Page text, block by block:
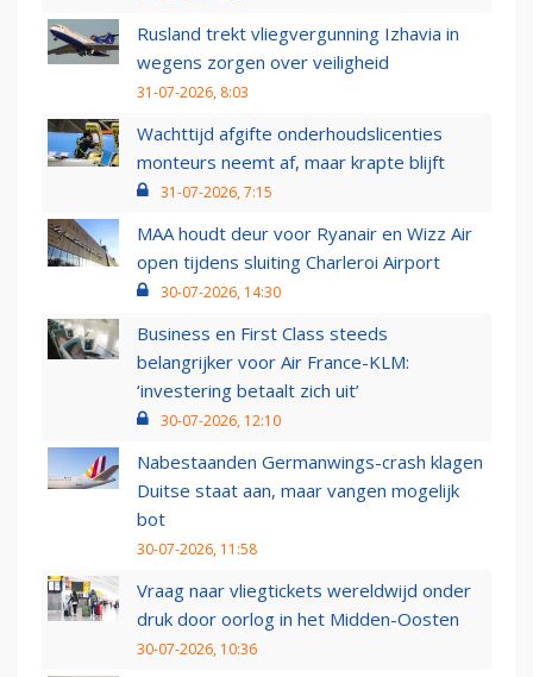
Rusland trekt vliegvergunning Izhavia in
wegens zorgen over veiligheid
31-07-2026, 8:03
Wachttijd afgifte onderhoudslicenties
monteurs neemt af, maar krapte blijft
31-07-2026, 7:15
MAA houdt deur voor Ryanair en Wizz Air
open tijdens sluiting Charleroi Airport
30-07-2026, 14:30
Business en First Class steeds
belangrijker voor Air France-KLM:
‘investering betaalt zich uit’
30-07-2026, 12:10
Nabestaanden Germanwings-crash klagen
Duitse staat aan, maar vangen mogelijk
bot
30-07-2026, 11:58
Vraag naar vliegtickets wereldwijd onder
druk door oorlog in het Midden-Oosten
30-07-2026, 10:36